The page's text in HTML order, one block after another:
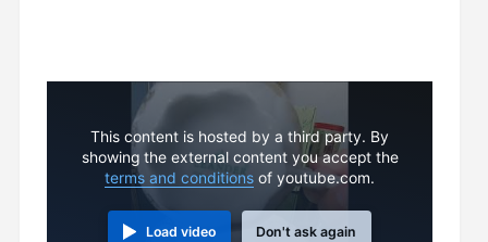
This content is hosted by a third party. By
showing the external content you accept the
terms and conditions of youtube.com.
Load video Don't ask again